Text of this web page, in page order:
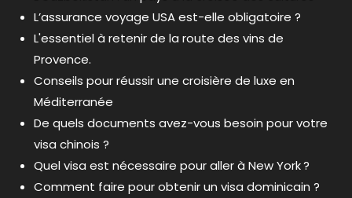
L’assurance voyage USA est-elle obligatoire ?
L'essentiel à retenir de la route des vins de
Provence.
Conseils pour réussir une croisière de luxe en
Méditerranée
De quels documents avez-vous besoin pour votre
visa chinois ?
Quel visa est nécessaire pour aller à New York ?
Comment faire pour obtenir un visa dominicain ?